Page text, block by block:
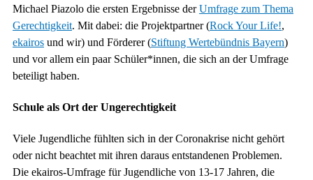
Michael Piazolo die ersten Ergebnisse derUmfrage zum Thema
Gerechtigkeit. Mit dabei: die Projektpartner (Rock Your Life!,
ekairos und wir) und Förderer (Stiftung Wertebündnis Bayern)
und vor allem ein paar Schüler*innen, die sich an der Umfrage
beteiligt haben.
Schule als Ort der Ungerechtigkeit
Viele Jugendliche fühlten sich in der Coronakrise nicht gehört
oder nicht beachtet mit ihren daraus entstandenen Problemen.
Die ekairos-Umfrage für Jugendliche von 13-17 Jahren, die